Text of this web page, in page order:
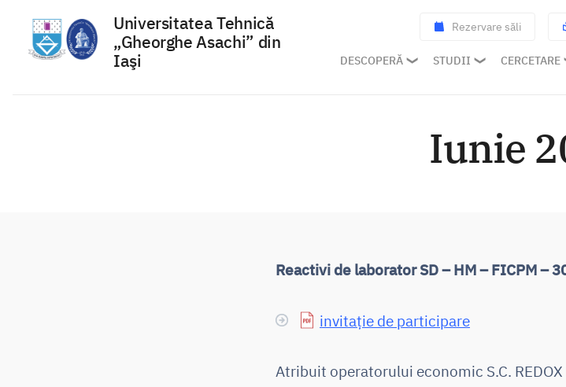
Universitatea Tehnică
„Gheorghe Asachi” din
Iaşi
Rezervare săli
DESCOPERĂ STUDII CERCETARE
Iunie
Reactivi de laborator SD – HM – FICPM –
invitație de participare
Atribuit operatorului economic S.C. REDOX